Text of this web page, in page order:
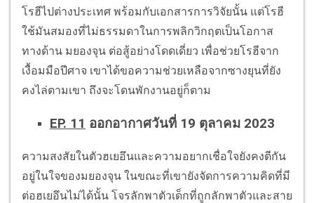
โรฮีไปต่างประเทศ พร้อมกับเอกสารการวิจัยนั้น แต่โรฮี
ใช้มันสมองที่ไม่ธรรมดาในการพลิกวิกฤตเป็นโอกาส
ทางด้าน มยองจุน ต่อสู้อย่างโดดเดี่ยว เพื่อช่วยโรฮีจาก
เงื้อมมือปีศาจ เขาได้ขอความช่วยเหลือจากซางยุนที่ยัง
คงไล่ตามเขา ถึงจะโดนพักงานอยู่ก็ตาม
EP. 11 ออกอากาศวันที่ 19 ตุลาคม 2023
ความสงสัยในตัวฮเยอึนและความอยากเชื่อใจยังคงตีกัน
อยู่ในใจของมยองจุน ในขณะที่เขายังจัดการความคิดที่มี
ต่อฮเยอึนไม่ได้นั้น โจรลักพาตัวเด็กที่ถูกลักพาตัวและสาย